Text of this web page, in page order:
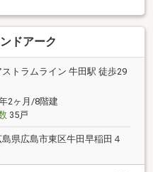
ドアーク
ストラムライン 牛田駅 徒歩29
2ヶ月/8階建
35戸
島県広島市東区牛田早稲田４